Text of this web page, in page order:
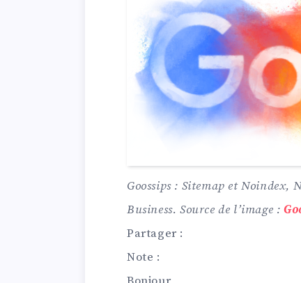
Goossips : Sitemap et Noindex,
Business. Source de l’image :
Partager :
Note :